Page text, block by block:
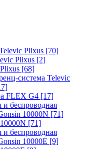
Plixus [70]
Plixus [2]
[68]
система Televic
FLEX G4 [17]
беспроводная
10000N [71]
[71]
беспроводная
10000E [9]